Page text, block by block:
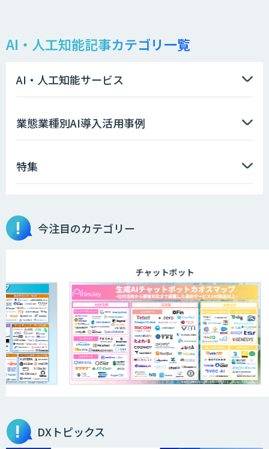
AI・人工知能記事カテゴリ一覧
AI・人工知能サービス
業態業種別AI導入活用事例
特集
今注目のカテゴリー
チャットボット
DXトピックス